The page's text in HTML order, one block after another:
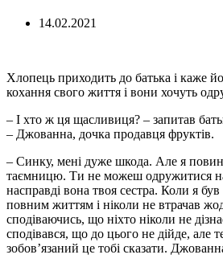
14.02.2021
Хлопець приходить до батька і каже
кохання свого життя і вони хочуть
– І хто ж ця щасливиця? – запитав
– Джованна, дочка продавця фруктів.
– Синку, мені дуже шкода. Але я
таємницю. Ти не можеш одружитися
насправді вона твоя сестра. Коли я
повним життям і ніколи не втрачав
сподіваючись, що ніхто ніколи не
сподівався, що до цього не дійде, але
зобов’язаний це тобі сказати.